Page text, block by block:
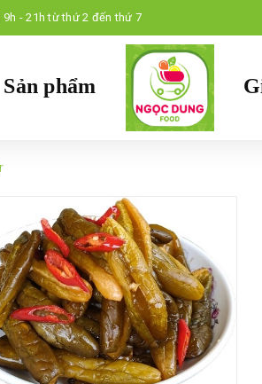
9h - 21h từ thứ 2 đến thứ 7
Sản phẩm